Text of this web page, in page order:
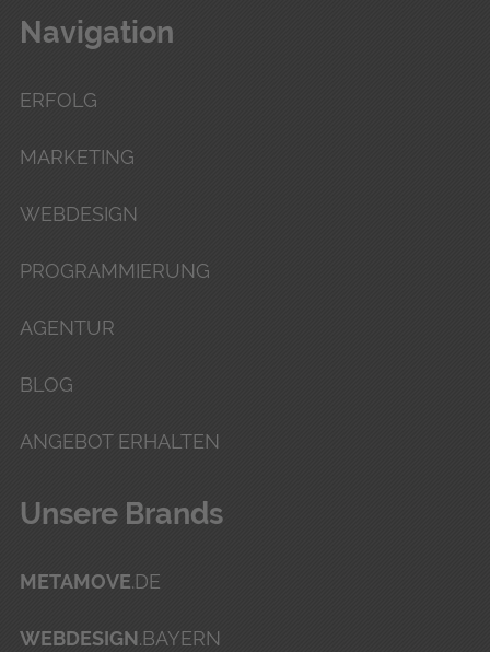
Navigation
ERFOLG
MARKETING
WEBDESIGN
PROGRAMMIERUNG
AGENTUR
BLOG
ANGEBOT ERHALTEN
Unse­re Brands
METAMOVE.DE
WEBDESIGN.BAYERN